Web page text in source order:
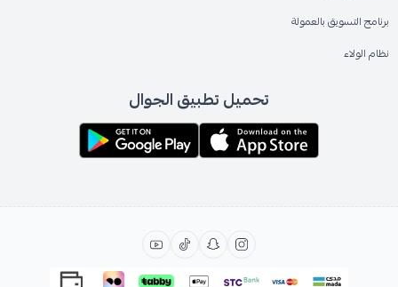
برنامج التسويق بالعمولة
نظام الولاء
تحميل تطبيق الجوال